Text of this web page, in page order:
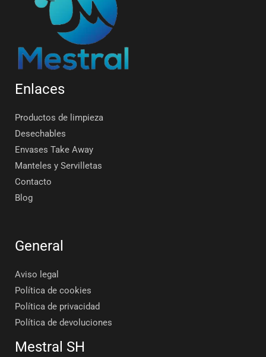
Enlaces
Productos de limpieza
Desechables
Envases Take Away
Manteles y Servilletas
Contacto
Blog
General
Aviso legal
Política de cookies
Política de privacidad
Política de devoluciones
Mestral SH